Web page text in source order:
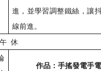
進，並學習調整鐵絲，讓
線前進。
午 休
作品：手搖發電手